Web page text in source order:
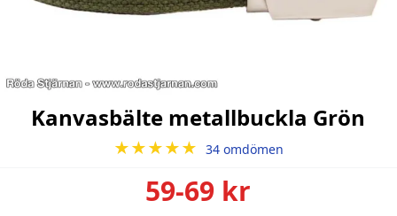
Kanvasbälte metallbuckla Grön
★★★★★ 34 omdömen
59-69 kr